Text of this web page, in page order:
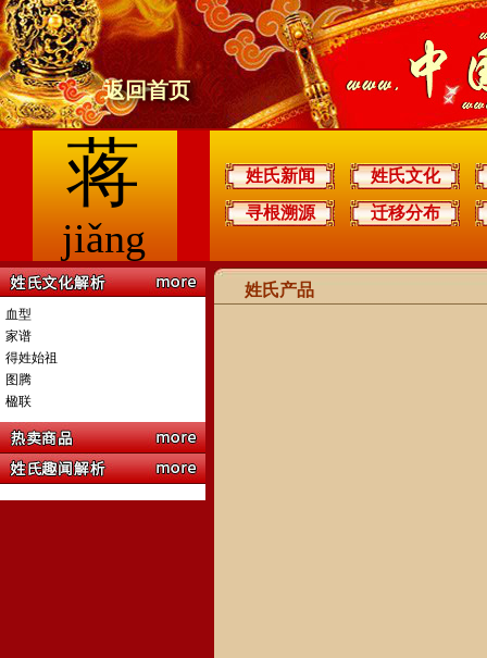
返回首页
蒋
jiǎng
姓氏新闻
姓氏文化
寻根溯源
迁移分布
血型
家谱
得姓始祖
图腾
楹联
姓氏产品